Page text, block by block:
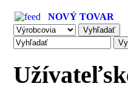
NOVÝ TOVAR